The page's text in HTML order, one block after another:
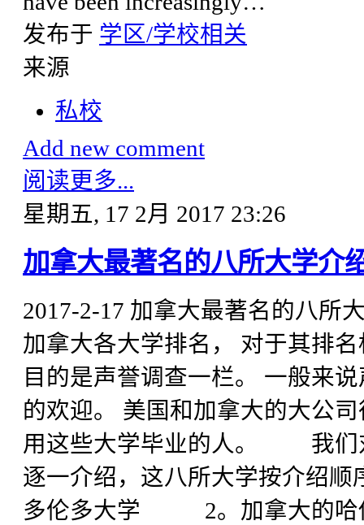
发布于 学区/学校相关
来源
私校
Add new comment
阅读更多...
星期五, 17 2月 2017 23:26
加拿大最著名的八所大学介
2017-2-17 加拿大最著名的八所
加拿大各大学排名， 对于其排
目的是声誉调查一栏。 一般来
的欢迎。 美国和加拿大的大公
用这些大学毕业的人。 我们
逐一介绍，这八所大学按介
多伦多大学 2。加拿大的